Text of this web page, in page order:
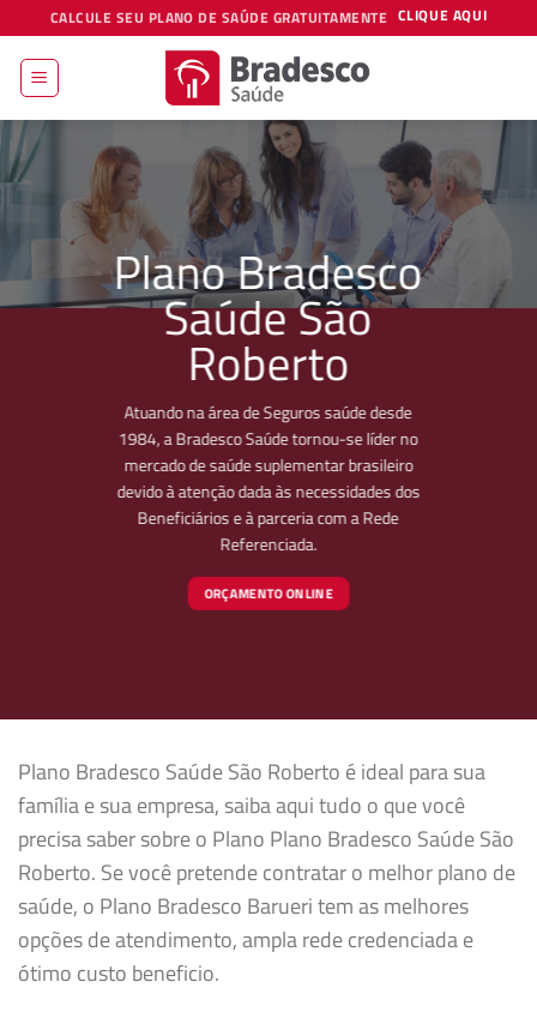
to
content
CALCULE SEU PLANO DE SAÚDE GRATUITAMENTE CLIQUE AQUI
Plano Bradesco
Saúde São
Roberto
Atuando na área de Seguros saúde desde
1984, a Bradesco Saúde tornou-se líder no
mercado de saúde suplementar brasileiro
devido à atenção dada às necessidades dos
Beneficiários e à parceria com a Rede
Referenciada.
ORÇAMENTO ONLINE
Plano Bradesco Saúde São Roberto é ideal para sua
família e sua empresa, saiba aqui tudo o que você
precisa saber sobre o Plano Plano Bradesco Saúde São
Roberto. Se você pretende contratar o melhor plano de
saúde, o Plano Bradesco Barueri tem as melhores
opções de atendimento, ampla rede credenciada e
ótimo custo beneficio.